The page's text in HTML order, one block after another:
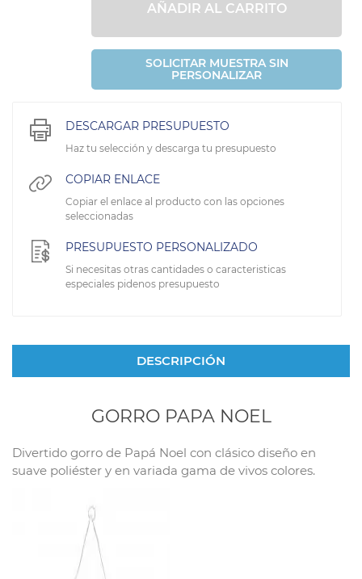
AÑADIR AL CARRITO
SOLICITAR MUESTRA SIN
PERSONALIZAR
DESCARGAR PRESUPUESTO
Haz tu selección y descarga tu presupuesto
COPIAR ENLACE
Copiar el enlace al producto con las opciones
seleccionadas
PRESUPUESTO PERSONALIZADO
Si necesitas otras cantidades o caracteristicas
especiales pidenos presupuesto
DESCRIPCIÓN
GORRO PAPA NOEL
Divertido gorro de Papá Noel con clásico diseño en
suave poliéster y en variada gama de vivos colores.